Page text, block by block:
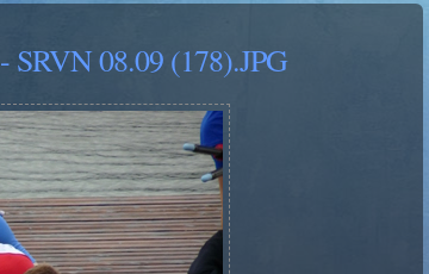
- SRVN 08.09 (178).JPG